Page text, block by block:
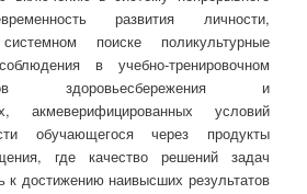
развития личности,
поиске поликультурные
в учебно-тренировочном
здоровьесбережения и
акмеверифицированных условий
обучающегося через продукты
где качество решений задач
к достижению наивысших результатов